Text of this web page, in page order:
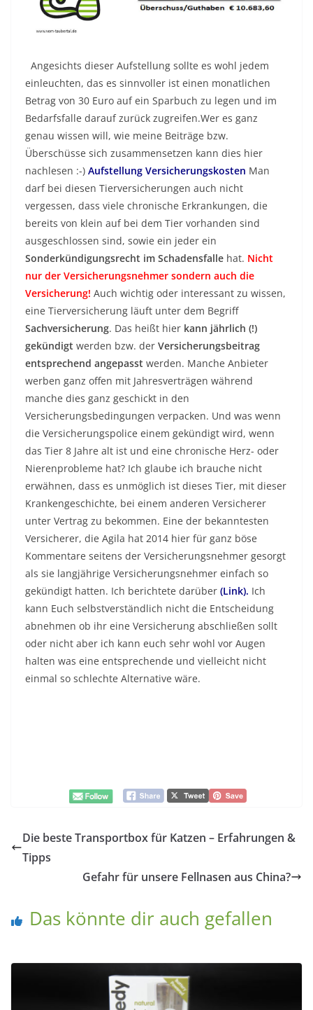
Angesichts dieser Aufstellung sollte es wohl jedem
einleuchten, das es sinnvoller ist einen monatlichen
Betrag von 30 Euro auf ein Sparbuch zu legen und im
Bedarfsfalle darauf zurück zugreifen.Wer es ganz
genau wissen will, wie meine Beiträge bzw.
Überschüsse sich zusammensetzen kann dies hier
nachlesen :-) Aufstellung Versicherungskosten Man
darf bei diesen Tierversicherungen auch nicht
vergessen, dass viele chronische Erkrankungen, die
bereits von klein auf bei dem Tier vorhanden sind
ausgeschlossen sind, sowie ein jeder ein
Sonderkündigungsrecht im Schadensfalle hat. Nicht
nur der Versicherungsnehmer sondern auch die
Versicherung! Auch wichtig oder interessant zu wissen,
eine Tierversicherung läuft unter dem Begriff
Sachversicherung. Das heißt hier kann jährlich (!)
gekündigt werden bzw. der Versicherungsbeitrag
entsprechend angepasst werden. Manche Anbieter
werben ganz offen mit Jahresverträgen während
manche dies ganz geschickt in den
Versicherungsbedingungen verpacken. Und was wenn
die Versicherungspolice einem gekündigt wird, wenn
das Tier 8 Jahre alt ist und eine chronische Herz- oder
Nierenprobleme hat? Ich glaube ich brauche nicht
erwähnen, dass es unmöglich ist dieses Tier, mit dieser
Krankengeschichte, bei einem anderen Versicherer
unter Vertrag zu bekommen. Eine der bekanntesten
Versicherer, die Agila hat 2014 hier für ganz böse
Kommentare seitens der Versicherungsnehmer gesorgt
als sie langjährige Versicherungsnehmer einfach so
gekündigt hatten. Ich berichtete darüber (Link). Ich
kann Euch selbstverständlich nicht die Entscheidung
abnehmen ob ihr eine Versicherung abschließen sollt
oder nicht aber ich kann euch sehr wohl vor Augen
halten was eine entsprechende und vielleicht nicht
einmal so schlechte Alternative wäre.
Die beste Transportbox für Katzen – Erfahrungen &
Tipps
Gefahr für unsere Fellnasen aus China?
Das könnte dir auch gefallen